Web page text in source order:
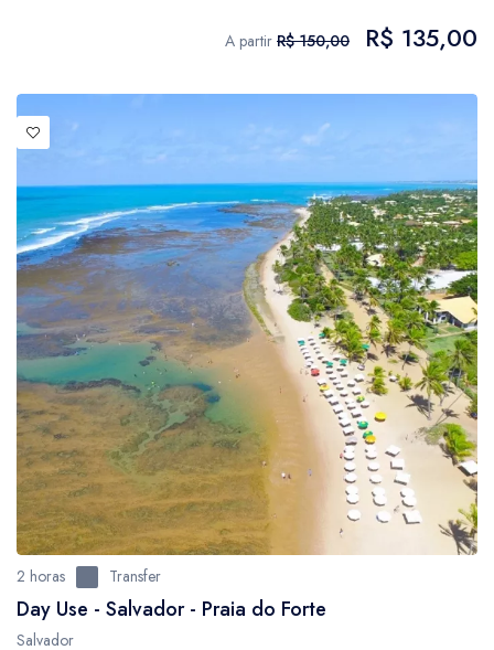
A partir R$ 150,00 R$ 135,00
2 horas Transfer
Day Use - Salvador - Praia do Forte
Salvador